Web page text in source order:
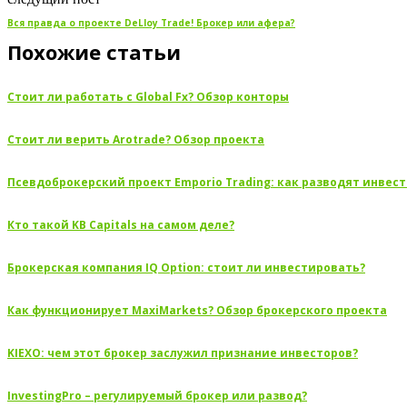
Вся правда о проекте DeLloy Trade! Брокер или афера?
Похожие статьи
Стоит ли работать с Global Fx? Обзор конторы
Стоит ли верить Arotrade? Обзор проекта
Псевдоброкерский проект Emporio Trading: как разводят
Кто такой KB Capitals на самом деле?
Брокерская компания IQ Option: стоит ли инвестировать?
Как функционирует MaxiMarkets? Обзор брокерского проекта
KIEXO: чем этот брокер заслужил признание инвесторов?
InvestingPro – регулируемый брокер или развод?